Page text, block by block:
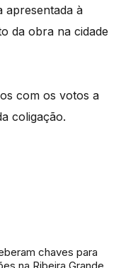
apresentada à
da obra na cidade
com os votos a
coligação.
chaves para
na Ribeira Grande